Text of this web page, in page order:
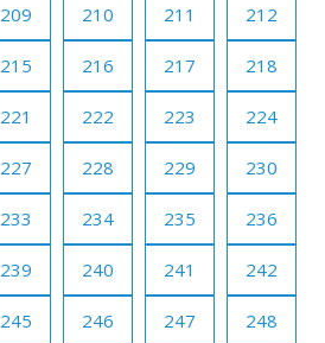
209 210 211 212
215 216 217 218
221 222 223 224
227 228 229 230
233 234 235 236
239 240 241 242
245 246 247 248